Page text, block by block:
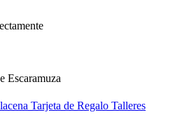
Tarjeta de Regalo Talleres